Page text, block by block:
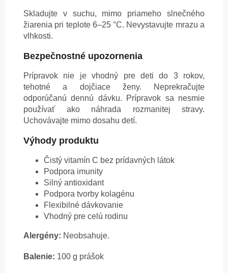
Skladujte v suchu, mimo priameho slnečného
žiarenia pri teplote 6–25 °C. Nevystavujte mrazu a
vlhkosti.
Bezpečnostné upozornenia
Prípravok nie je vhodný pre deti do 3 rokov,
tehotné a dojčiace ženy. Neprekračujte
odporúčanú dennú dávku. Prípravok sa nesmie
používať ako náhrada rozmanitej stravy.
Uchovávajte mimo dosahu detí.
Výhody produktu
Čistý vitamín C bez prídavných látok
Podpora imunity
Silný antioxidant
Podpora tvorby kolagénu
Flexibilné dávkovanie
Vhodný pre celú rodinu
Alergény: Neobsahuje.
Balenie: 100 g prášok